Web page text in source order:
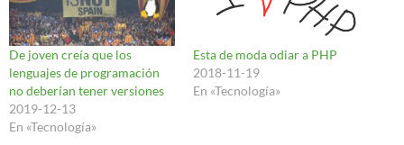
De joven creía que los
lenguajes de programación
no deberían tener versiones
2019-12-13
En «Tecnología»
Esta de moda odiar a PHP
2018-11-19
En «Tecnología»